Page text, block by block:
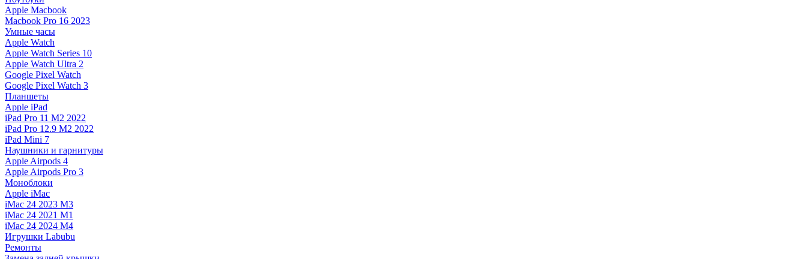
Apple Macbook
Macbook Pro 16 2023
Умные часы
Apple Watch
Apple Watch Series 10
Apple Watch Ultra 2
Google Pixel Watch
Google Pixel Watch 3
Планшеты
Apple iPad
iPad Pro 11 M2 2022
iPad Pro 12.9 M2 2022
iPad Mini 7
Наушники и гарнитуры
Apple Airpods 4
Apple Airpods Pro 3
Моноблоки
Apple iMac
iMac 24 2023 M3
iMac 24 2021 M1
iMac 24 2024 M4
Игрушки Labubu
Ремонты